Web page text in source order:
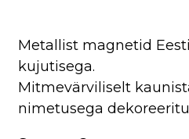
Metallist magnetid
kujutisega.
Mitmevärviliselt
nimetusega